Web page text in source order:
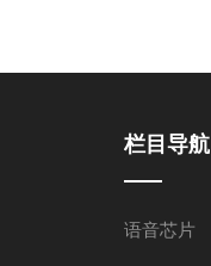
栏目导航
语音芯片